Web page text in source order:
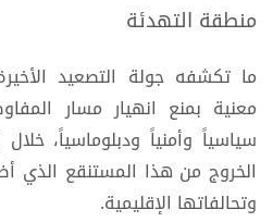
منطقة التهدئة
ما تكشفه جولة التصعيد
معنية بمنع انهيار مسار
سياسياً وأمنياً ودبلوماسياً،
الخروج من هذا المستنقع الذي
وتحالفاتها الإقليمية.